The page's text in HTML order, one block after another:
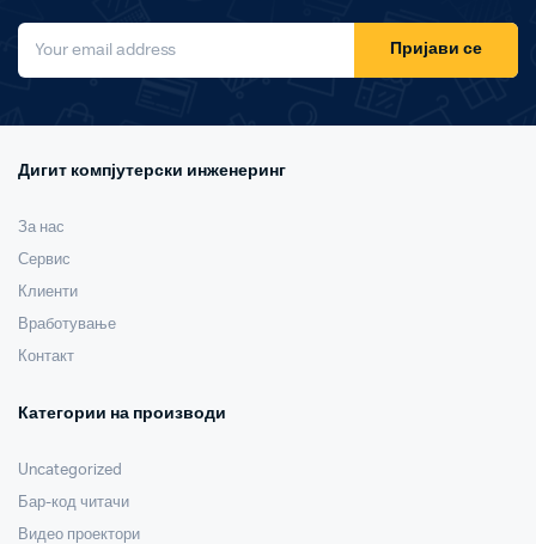
Пријави се
Дигит компјутерски инженеринг
За нас
Сервис
Клиенти
Вработување
Контакт
Категории на производи
Uncategorized
Бар-код читачи
Видео проектори